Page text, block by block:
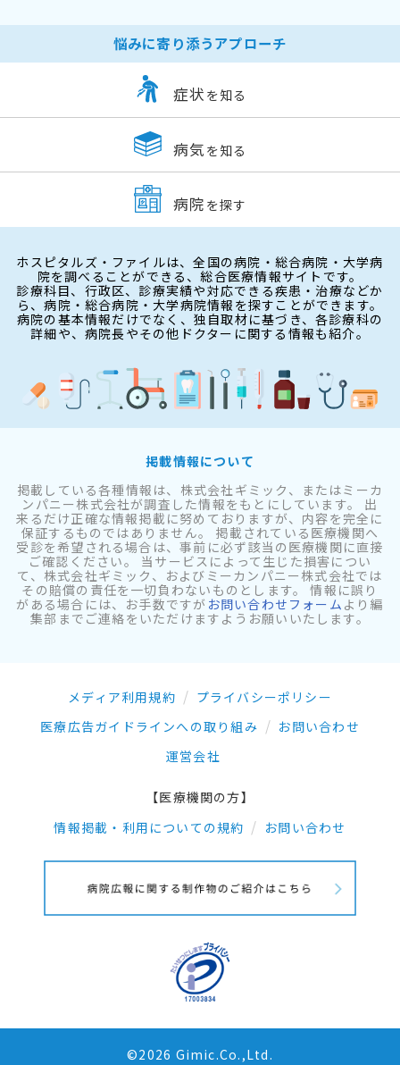
悩みに寄り添うアプローチ
症状 を知る
病気 を知る
病院 を探す
ホスピタルズ・ファイルは、全国の病院・総合病院・大学病
院を調べることができる、総合医療情報サイトです。
診療科目、行政区、診療実績や対応できる疾患・治療などか
ら、病院・総合病院・大学病院情報を探すことができます。
病院の基本情報だけでなく、独自取材に基づき、各診療科の
詳細や、病院長やその他ドクターに関する情報も紹介。
掲載情報について
掲載している各種情報は、株式会社ギミック、またはミーカ
ンパニー株式会社が調査した情報をもとにしています。 出
来るだけ正確な情報掲載に努めておりますが、内容を完全に
保証するものではありません。 掲載されている医療機関へ
受診を希望される場合は、事前に必ず該当の医療機関に直接
ご確認ください。 当サービスによって生じた損害につい
て、株式会社ギミック、およびミーカンパニー株式会社では
その賠償の責任を一切負わないものとします。 情報に誤り
がある場合には、お手数ですが お問い合わせフォーム より編
集部までご連絡をいただけますようお願いいたします。
メディア利用規約
プライバシーポリシー
医療広告ガイドラインへの取り組み
お問い合わせ
運営会社
【医療機関の方】
情報掲載・利用についての規約
お問い合わせ
©2026 Gimic.Co.,Ltd.